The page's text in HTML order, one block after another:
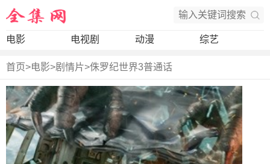
电影 电视剧 动漫 综艺
首页>电影>剧情片>侏罗纪世界3普通话